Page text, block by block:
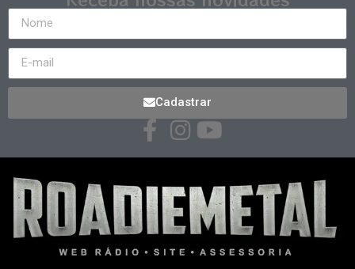
Cadastrar